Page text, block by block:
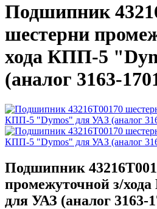
Подшипник
шестерни
хода КПП-5
(аналог 3163-
Подшипник
промежуточной з/
для УАЗ (аналог 3163-